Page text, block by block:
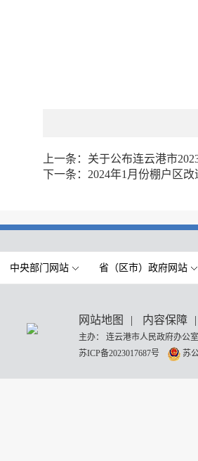
上一条： 关于公布连云港市
下一条： 2024年1月份棚户区
中央部门网站 省（区市）政府网站
网站地图 | 内容保障 |
主办： 连云港市人民政府办
苏ICP备2023017687号
苏